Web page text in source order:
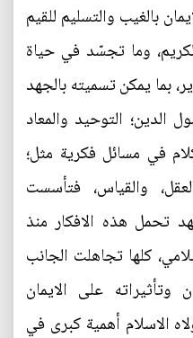
بالغيب والتسليم للقيم
وما تجسّد في حياة
بما يمكن تسميته بالجهد
التوحيد والمعاد
في مسائل فكرية مثل؛
والقياس، فتأسست
تحمل هذه الافكار منذ
كلها تجاهلت الجانب
على الايمان
الاسلام أهمية كبرى في